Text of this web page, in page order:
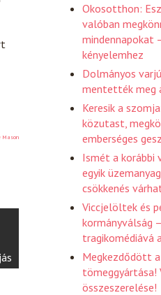
Mason
Okosotthon:
valóban
mindennapokat
kényelemhez
Dolmányos
mentették meg
Keresik a
közutast,
emberséges
Ismét a
egyik
csökkenés
Viccjelöltek és
kormányválság
tragikomédiává
Megkezdődött
tömeggyártása!
összeszerelése!